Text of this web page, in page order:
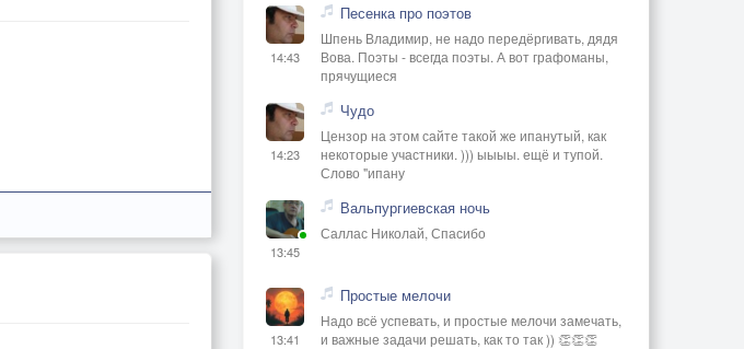
14:43
Песенка про поэтов
Шпень Владимир, не надо передёргивать, дядя
Вова. Поэты - всегда поэты. А вот графоманы,
прячущиеся
14:23
Чудо
Цензор на этом сайте такой же ипанутый, как
некоторые участники. ))) ыыыы. ещё и тупой.
Слово "ипану
13:45
Вальпургиевская ночь
Саллас Николай, Спасибо
13:41
Простые мелочи
Надо всё успевать, и простые мелочи замечать,
и важные задачи решать, как то так )) 👏👏👏